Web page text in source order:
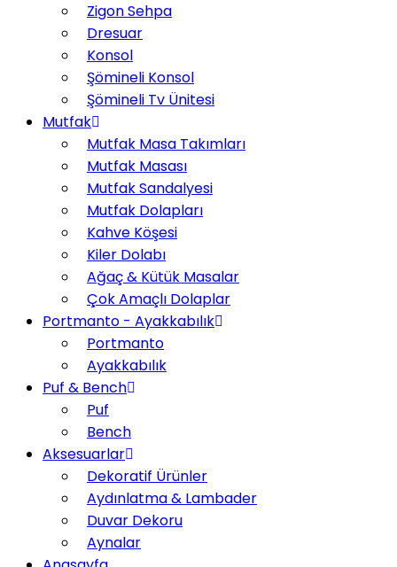
Zigon Sehpa
Dresuar
Konsol
Şömineli Konsol
Şömineli Tv Ünitesi
Mutfak
Mutfak Masa Takımları
Mutfak Masası
Mutfak Sandalyesi
Mutfak Dolapları
Kahve Köşesi
Kiler Dolabı
Ağaç & Kütük Masalar
Çok Amaçlı Dolaplar
Portmanto - Ayakkabılık
Portmanto
Ayakkabılık
Puf & Bench
Puf
Bench
Aksesuarlar
Dekoratif Ürünler
Aydınlatma & Lambader
Duvar Dekoru
Aynalar